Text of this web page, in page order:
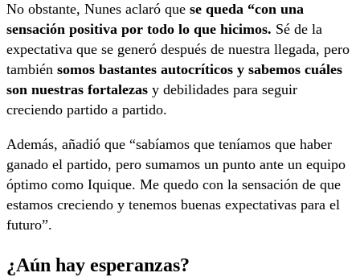
No obstante, Nunes aclaró que se queda “con una
sensación positiva por todo lo que hicimos. Sé de la
expectativa que se generó después de nuestra llegada, pero
también somos bastantes autocríticos y sabemos cuáles
son nuestras fortalezas y debilidades para seguir
creciendo partido a partido.
Además, añadió que “sabíamos que teníamos que haber
ganado el partido, pero sumamos un punto ante un equipo
óptimo como Iquique. Me quedo con la sensación de que
estamos creciendo y tenemos buenas expectativas para el
futuro”.
¿Aún hay esperanzas?